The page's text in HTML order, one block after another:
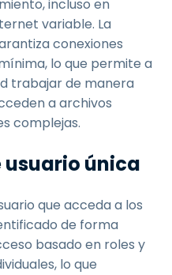
incluso en
variable. La
conexiones
lo que permite a
trabajar de manera
a archivos
complejas.
única
que acceda a los
de forma
basado en roles y
lo que